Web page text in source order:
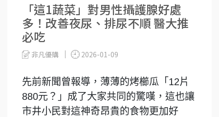
「這1蔬菜」對男性攝護腺好處
多！改善夜尿、排尿不順 醫大推
必吃
非凡優購 2026-01-09
先前新聞曾報導，薄薄的烤櫛瓜「12片
880元？」成了大家共同的驚嘆，這也讓
市井小民對這神奇昂貴的食物更加好